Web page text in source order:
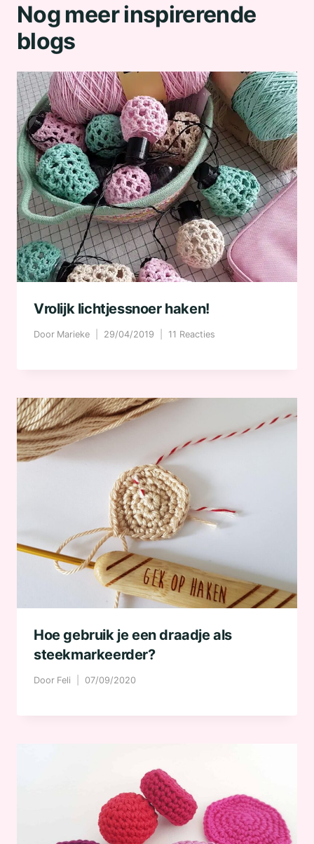
Nog meer inspirerende
blogs
Vrolijk lichtjessnoer haken!
Door Marieke 29/04/2019 11 Reacties
Hoe gebruik je een draadje als
steekmarkeerder?
Door Feli 07/09/2020